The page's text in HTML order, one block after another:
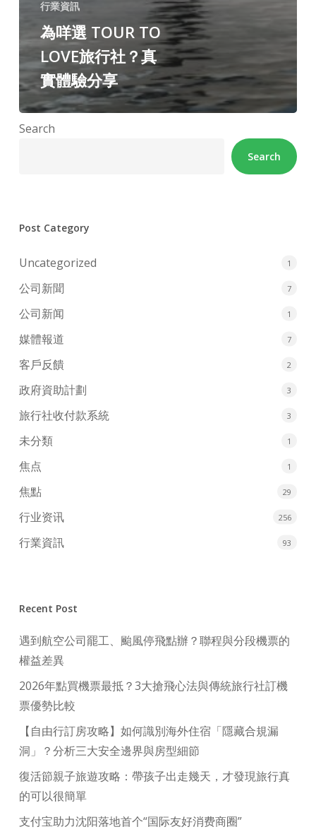
行業資訊
為咩選 TOUR TO
LOVE旅行社？真
實體驗分享
Search
Search
Post Category
Uncategorized 1
公司新聞 7
公司新闻 1
媒體報道 7
客戶反饋 2
政府資助計劃 3
旅行社收付款系統 3
未分類 1
焦点 1
焦點 29
行业资讯 256
行業資訊 93
Recent Post
遇到航空公司罷工、颱風停飛點辦？聯程與分段機票的
權益差異
2026年點買機票最抵？3大搶飛心法與傳統旅行社訂機
票優勢比較
【自由行訂房攻略】如何識別海外住宿「隱藏合規漏
洞」？分析三大安全邊界與房型細節
復活節親子旅遊攻略：帶孩子出走幾天，才發現旅行真
的可以很簡單
支付宝助力沈阳落地首个“国际友好消费商圈”